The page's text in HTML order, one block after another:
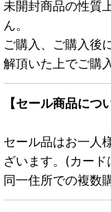
未開封商品の性質
ん。
ご購入、ご購入後
解頂いた上でご購
【セール商品につ
セール品はお一人
ざいます。(カード
同一住所での複数